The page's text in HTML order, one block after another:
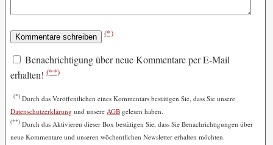
(*)
Benachrichtigung über neue Kommentare per E-Mail
erhalten! (**)
(*) Durch das Veröffentlichen eines Kommentars bestätigen Sie, dass Sie unsere
Datenschutzerklärung und unsere AGB gelesen haben.
(**) Durch das Aktivieren dieser Box bestätigen Sie, dass Sie Benachrichtigungen über
neue Kommentare und unseren wöchentlichen Newsletter erhalten möchten.